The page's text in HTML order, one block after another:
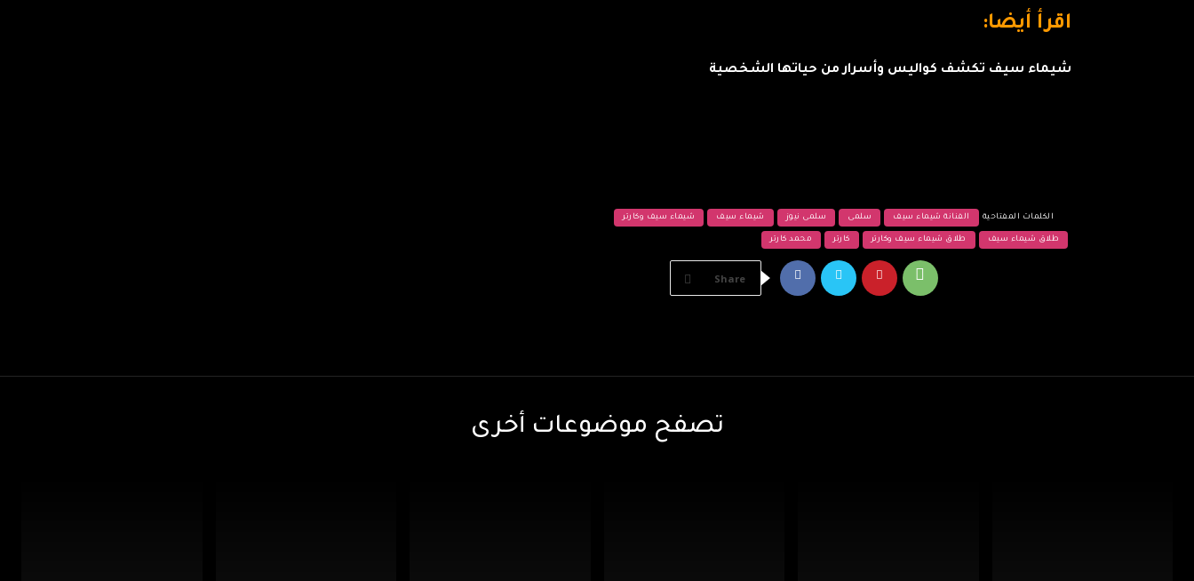
اقرأ أيضا:
شيماء سيف تكشف كواليس وأسرار من حياتها الشخصية
الكلمات المفتاحية الفنانة شيماء سيف سلمى سلمى نيوز شيماء سيف شيماء سيف وكارتر
طلاق شيماء سيف طلاق شيماء سيف وكارتر كارتر محمد كارتر
Share
تصفح موضوعات أخرى